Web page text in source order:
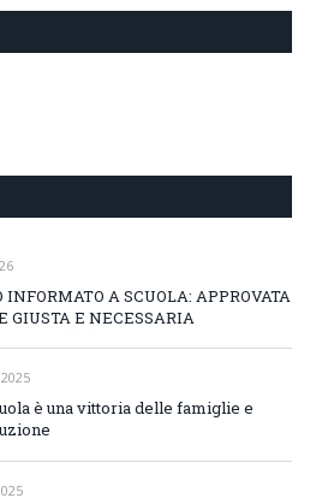
INFORMATO A SCUOLA: APPROVATA
GIUSTA E NECESSARIA
è una vittoria delle famiglie e